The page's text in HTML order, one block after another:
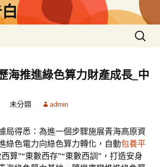
搜
尋
字:
海推進綠色算力財產成長_中
未分類 admin
局得悉：為進一個步驟施展青海高原資
綠色電力向綠色算力轉化，自動包養平
算”“東數西存”“東數西訓”，打造安身